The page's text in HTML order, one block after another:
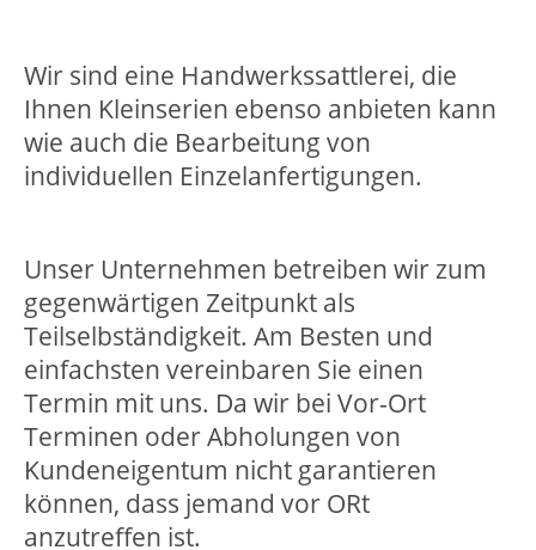
Wir sind eine Handwerkssattlerei, die
Ihnen Kleinserien ebenso anbieten kann
wie auch die Bearbeitung von
individuellen Einzelanfertigungen.
Unser Unternehmen betreiben wir zum
gegenwärtigen Zeitpunkt als
Teilselbständigkeit. Am Besten und
einfachsten vereinbaren Sie einen
Termin mit uns. Da wir bei Vor-Ort
Terminen oder Abholungen von
Kundeneigentum nicht garantieren
können, dass jemand vor ORt
anzutreffen ist.